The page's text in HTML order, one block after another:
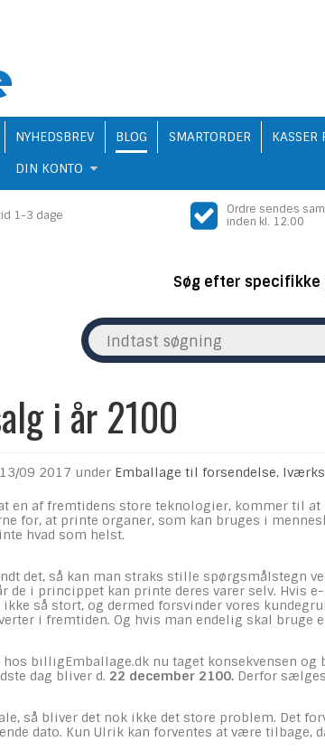
NYHEDSBREV BLOG SMARTORDER KASSER
DIN KONTO
1-3 dage
Ordre sendes
inden kl. 12.00
Søg efter
i år 2100
13/09 2017 under Emballage til forsendelse,
en af fremtidens store teknologier, kommer til at
for, at printe organer, som kan bruges i
hvad som helst.
det, så kan man straks stille spørgsmålstegn
de i princippet kan printe deres varer selv. Hvis
så stort, og dermed forsvinder vores
i fremtiden. Og hvis man endelig skal
billigEmballage.dk nu taget konsekvensen
dag bliver d. 22 december 2100. Derfor
så bliver det nok ikke det store problem. Det
dato. Kun Ulrik kan forventes at være tilbage,